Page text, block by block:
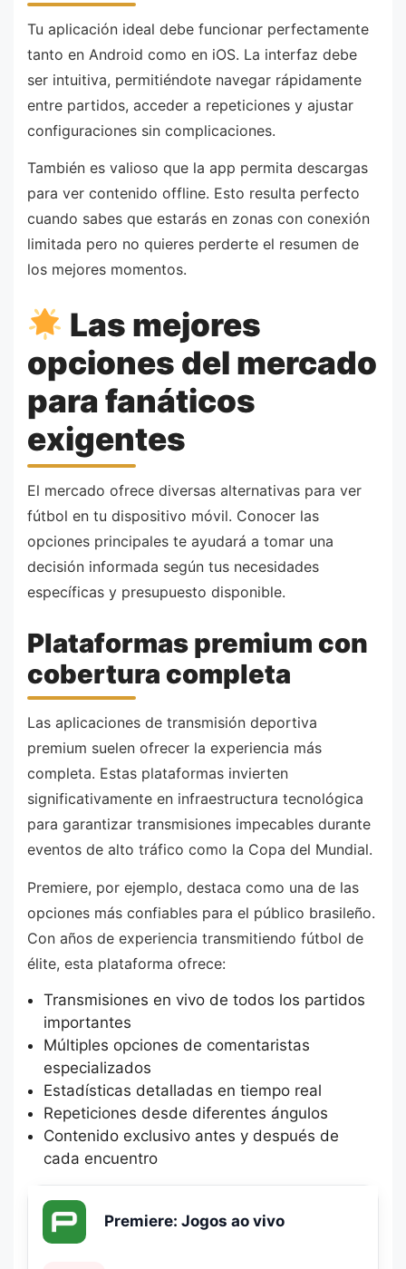
Tu aplicación ideal debe funcionar perfectamente
tanto en Android como en iOS. La interfaz debe
ser intuitiva, permitiéndote navegar rápidamente
entre partidos, acceder a repeticiones y ajustar
configuraciones sin complicaciones.
También es valioso que la app permita descargas
para ver contenido offline. Esto resulta perfecto
cuando sabes que estarás en zonas con conexión
limitada pero no quieres perderte el resumen de
los mejores momentos.
Las mejores
opciones del mercado
para fanáticos
exigentes
El mercado ofrece diversas alternativas para ver
fútbol en tu dispositivo móvil. Conocer las
opciones principales te ayudará a tomar una
decisión informada según tus necesidades
específicas y presupuesto disponible.
Plataformas premium con
cobertura completa
Las aplicaciones de transmisión deportiva
premium suelen ofrecer la experiencia más
completa. Estas plataformas invierten
significativamente en infraestructura tecnológica
para garantizar transmisiones impecables durante
eventos de alto tráfico como la Copa del Mundial.
Premiere, por ejemplo, destaca como una de las
opciones más confiables para el público brasileño.
Con años de experiencia transmitiendo fútbol de
élite, esta plataforma ofrece:
Transmisiones en vivo de todos los partidos
importantes
Múltiples opciones de comentaristas
especializados
Estadísticas detalladas en tiempo real
Repeticiones desde diferentes ángulos
Contenido exclusivo antes y después de
cada encuentro
Premiere: Jogos ao vivo